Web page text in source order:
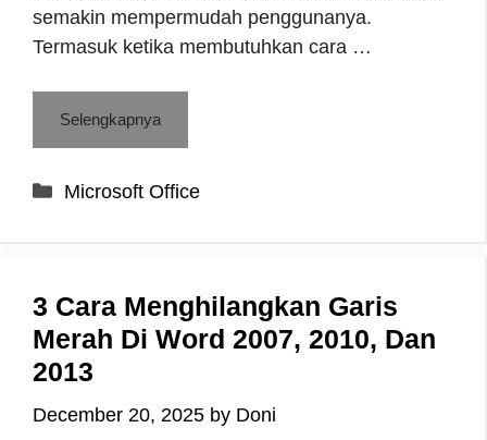
semakin mempermudah penggunanya.
Termasuk ketika membutuhkan cara …
Selengkapnya
Categories
Microsoft Office
3 Cara Menghilangkan Garis
Merah Di Word 2007, 2010, Dan
2013
December 20, 2025 by Doni